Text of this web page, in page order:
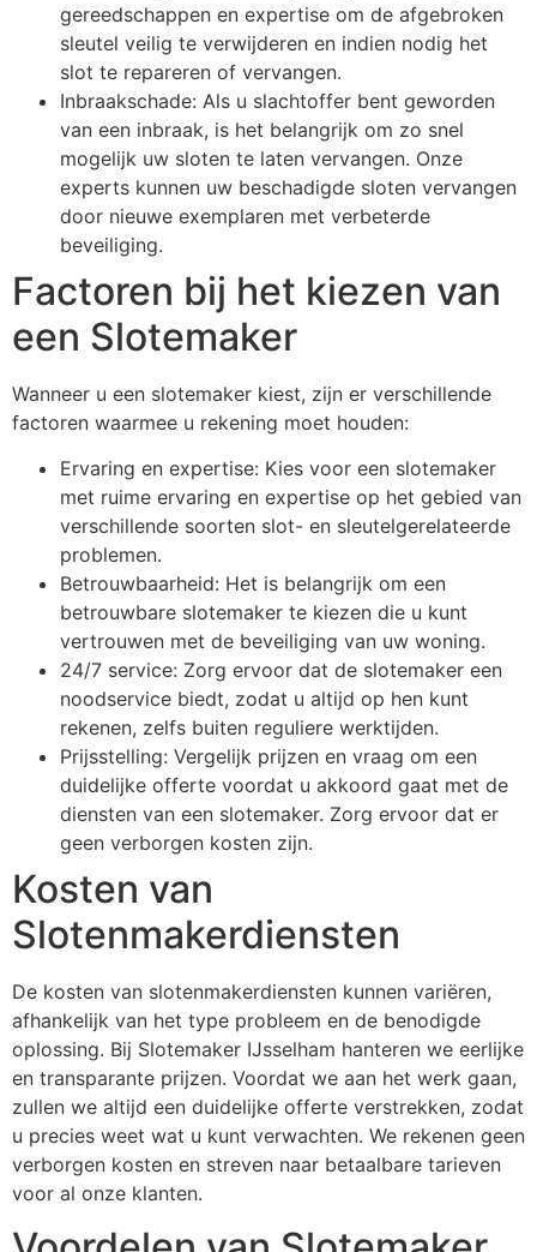
gereedschappen en expertise om de afgebroken
sleutel veilig te verwijderen en indien nodig het
slot te repareren of vervangen.
Inbraakschade: Als u slachtoffer bent geworden
van een inbraak, is het belangrijk om zo snel
mogelijk uw sloten te laten vervangen. Onze
experts kunnen uw beschadigde sloten vervangen
door nieuwe exemplaren met verbeterde
beveiliging.
Factoren bij het kiezen van
een Slotemaker
Wanneer u een slotemaker kiest, zijn er verschillende
factoren waarmee u rekening moet houden:
Ervaring en expertise: Kies voor een slotemaker
met ruime ervaring en expertise op het gebied van
verschillende soorten slot- en sleutelgerelateerde
problemen.
Betrouwbaarheid: Het is belangrijk om een
betrouwbare slotemaker te kiezen die u kunt
vertrouwen met de beveiliging van uw woning.
24/7 service: Zorg ervoor dat de slotemaker een
noodservice biedt, zodat u altijd op hen kunt
rekenen, zelfs buiten reguliere werktijden.
Prijsstelling: Vergelijk prijzen en vraag om een
duidelijke offerte voordat u akkoord gaat met de
diensten van een slotemaker. Zorg ervoor dat er
geen verborgen kosten zijn.
Kosten van
Slotenmakerdiensten
De kosten van slotenmakerdiensten kunnen variëren,
afhankelijk van het type probleem en de benodigde
oplossing. Bij Slotemaker IJsselham hanteren we eerlijke
en transparante prijzen. Voordat we aan het werk gaan,
zullen we altijd een duidelijke offerte verstrekken, zodat
u precies weet wat u kunt verwachten. We rekenen geen
verborgen kosten en streven naar betaalbare tarieven
voor al onze klanten.